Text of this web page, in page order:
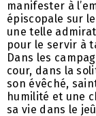
manifester à
épiscopale sur
une telle
pour le servir à
Dans les
cour, dans la
son évêché,
humilité et une
sa vie dans le